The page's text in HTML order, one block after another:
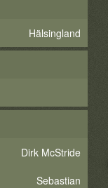
Hälsingland
Dirk McStride
Sebastian